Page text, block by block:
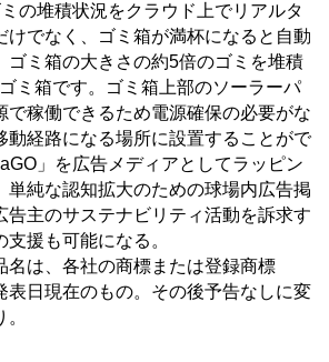
ミの堆積状況をクラウド上でリアルタ
けでなく、ゴミ箱が満杯になると自動
ゴミ箱の大きさの約5倍のゴミを堆積
ミ箱です。ゴミ箱上部のソーラーパ
で稼働できるため電源確保の必要がな
動経路になる場所に設置することがで
」を広告メディアとしてラッピン
単純な認知拡大のための球場内広告掲
告主のサステナビリティ活動を訴求す
援も可能になる。
は、各社の商標または登録商標
日現在のもの。その後予告なしに変